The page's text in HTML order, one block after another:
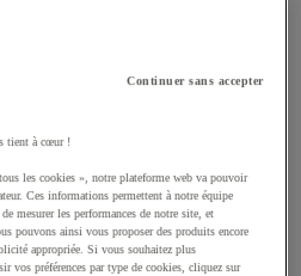
Continuer sans accepter
tient à cœur !
les cookies », notre plateforme web va pouvoir
Ces informations permettent à notre équipe
mesurer les performances de notre site, et
pouvons ainsi vous proposer des produits encore
appropriée. Si vous souhaitez plus
vos préférences par type de cookies, cliquez sur